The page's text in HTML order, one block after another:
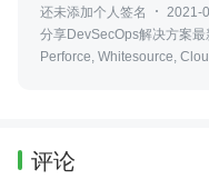
还未添加个人签名
2021-
分享DevSecOps解决方案
Perforce, Whitesource,
评论